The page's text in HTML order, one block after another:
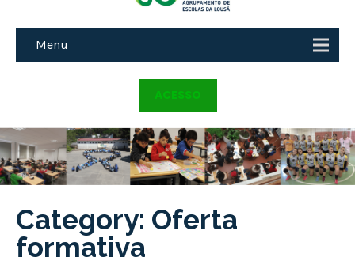
Menu
ACESSO
Category: Oferta
formativa